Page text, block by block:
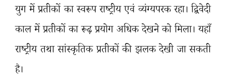
युग में प्रतीकों का स्वरूप राष्ट्रीय एवं व्यंग्यपरक रहा। द्विवेदी
काल में प्रतीकों का रूढ़ प्रयोग अधिक देखने को मिला। यहाँ
राष्ट्रीय तथा सांस्कृतिक प्रतीकों की झलक देखी जा सकती
है।